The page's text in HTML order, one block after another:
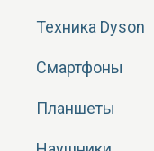
Техника Dyson
Смартфоны
Планшеты